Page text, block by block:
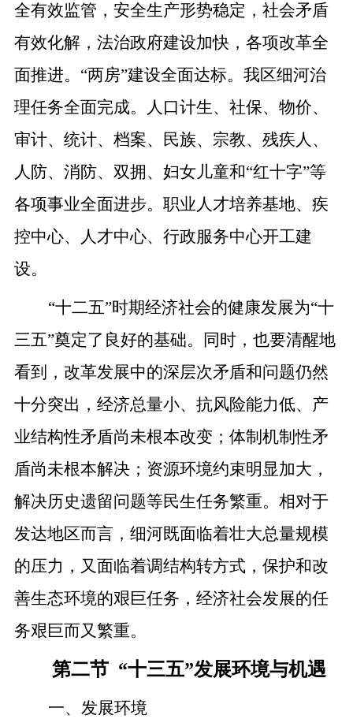
全有效监管，安全生产形势稳定，社会矛盾
有效化解，法治政府建设加快，各项改革全
面推进。“两房”建设全面达标。我区细河治
理任务全面完成。人口计生、社保、物价、
审计、统计、档案、民族、宗教、残疾人、
人防、消防、双拥、妇女儿童和“红十字”等
各项事业全面进步。职业人才培养基地、疾
控中心、人才中心、行政服务中心开工建
设。
“十二五”时期经济社会的健康发展为“十
三五”奠定了良好的基础。同时，也要清醒地
看到，改革发展中的深层次矛盾和问题仍然
十分突出，经济总量小、抗风险能力低、产
业结构性矛盾尚未根本改变；体制机制性矛
盾尚未根本解决；资源环境约束明显加大，
解决历史遗留问题等民生任务繁重。相对于
发达地区而言，细河既面临着壮大总量规模
的压力，又面临着调结构转方式，保护和改
善生态环境的艰巨任务，经济社会发展的任
务艰巨而又繁重。
第二节 “十三五”发展环境与机遇
一、发展环境